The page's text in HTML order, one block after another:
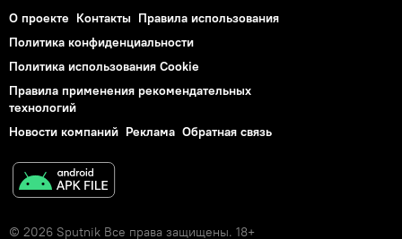
О проекте Контакты Правила использования
Политика конфиденциальности
Политика использования Cookie
Правила применения рекомендательных
технологий
Новости компаний Реклама Обратная связь
© 2026 Sputnik Все права защищены. 18+